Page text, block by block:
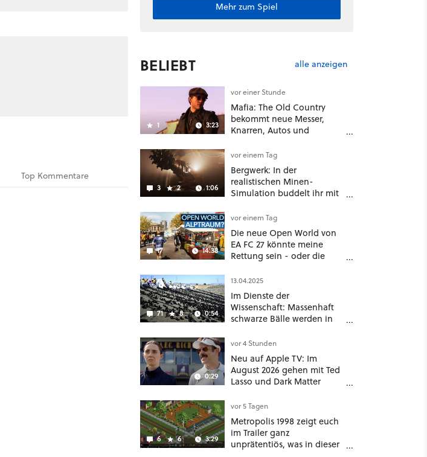
Top Kommentare
Mehr zum Spiel
BELIEBT alle anzeigen
1 3:23
vor einer Stunde
Mafia: The Old Country
bekommt neue Messer,
Knarren, Autos und
hat mehr dabei als nur
Story
3 2 1:06
vor einem Tag
Bergwerk: In der
realistischen Minen-
Simulation buddelt ihr mit
möglichst vorsichtig Kohle
aus
17 14:38
vor einem Tag
Die neue Open World von
EA FC 27 könnte meine
Rettung sein - oder die
71 8 0:54
13.04.2025
Im Dienste der
Wissenschaft: Massenhaft
schwarze Bälle werden in
geschüttet
0:29
vor 4 Stunden
Neu auf Apple TV: Im
August 2026 gehen mit Ted
Lasso und Dark Matter
Highlights weiter
6 6 3:29
vor 5 Tagen
Metropolis 1998 zeigt euch
im Trailer ganz
unprätentiös, was in dieser